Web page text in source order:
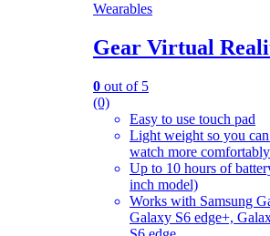
Wearables
Gear Virtual
0 out of 5
(0)
Easy to use touch pad
Light weight so you
watch more comfortably
Up to 10 hours of
inch model)
Works with Samsung
Galaxy S6 edge+,